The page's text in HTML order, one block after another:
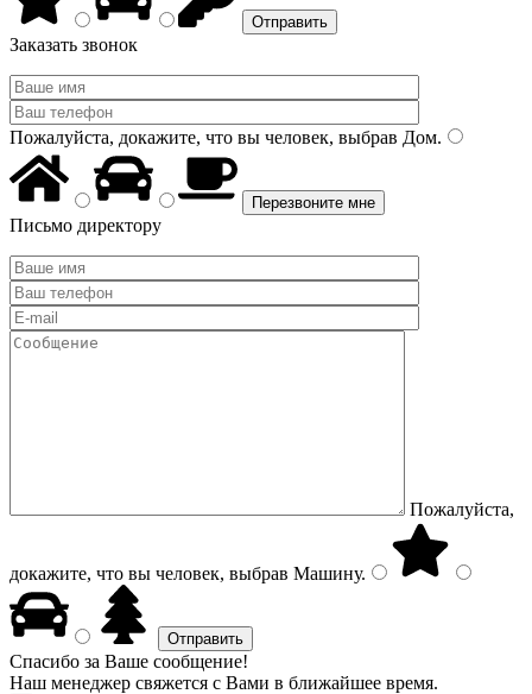
Заказать звонок
Пожалуйста, докажите, что вы человек, выбрав Дом.
Письмо директору
Пожалуйста,
докажите, что вы человек, выбрав Машину.
Спасибо за Ваше сообщение!
Наш менеджер свяжется с Вами в ближайшее время.